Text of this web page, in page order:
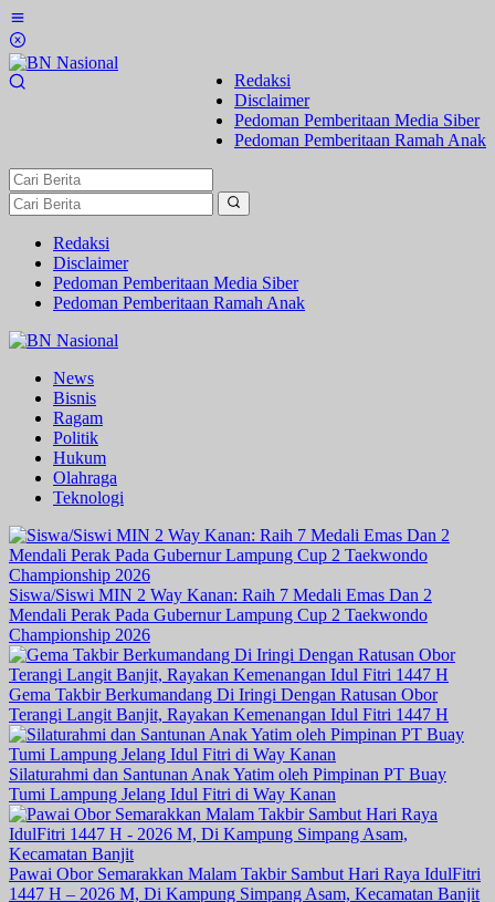
Lewati
ke
konten
Redaksi
Disclaimer
Pedoman Pemberitaan Media Siber
Pedoman Pemberitaan Ramah Anak
Redaksi
Disclaimer
Pedoman Pemberitaan Media Siber
Pedoman Pemberitaan Ramah Anak
News
Bisnis
Ragam
Politik
Hukum
Olahraga
Teknologi
Siswa/Siswi MIN 2 Way Kanan: Raih 7 Medali Emas Dan 2
Mendali Perak Pada Gubernur Lampung Cup 2 Taekwondo
Championship 2026
Gema Takbir Berkumandang Di Iringi Dengan Ratusan Obor
Terangi Langit Banjit, Rayakan Kemenangan Idul Fitri 1447 H
Silaturahmi dan Santunan Anak Yatim oleh Pimpinan PT Buay
Tumi Lampung Jelang Idul Fitri di Way Kanan
Pawai Obor Semarakkan Malam Takbir Sambut Hari Raya IdulFitri
1447 H – 2026 M, Di Kampung Simpang Asam, Kecamatan Banjit